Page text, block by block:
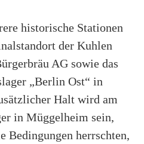
historische Stationen
der Kuhlen
AG sowie das
„Berlin Ost“ in
Halt wird am
in Müggelheim sein,
Bedingungen herrschten,